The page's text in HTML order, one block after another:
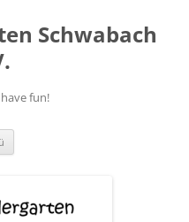
Schwabach
fun!